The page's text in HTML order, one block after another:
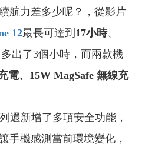
航力差多少呢？，從影片
12最長可達到 17小時、
出了3個小時，而兩款機
電、 15W MagSafe 無線充
還新增了多項安全功能，
手機感測當前環境變化，